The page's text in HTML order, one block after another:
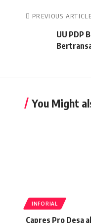
PREVIOUS
UU PDP
You Might
INFORIAL
Capres Pro Desa